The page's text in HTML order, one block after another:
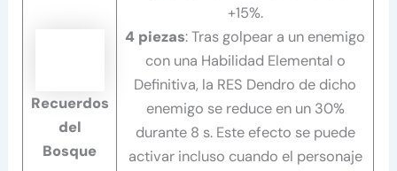
Recuerdos
del
Bosque
+15%.
4 piezas: Tras golpear a un enemigo
con una Habilidad Elemental o
Definitiva, la RES Dendro de dicho
enemigo se reduce en un 30%
durante 8 s. Este efecto se puede
activar incluso cuando el personaje